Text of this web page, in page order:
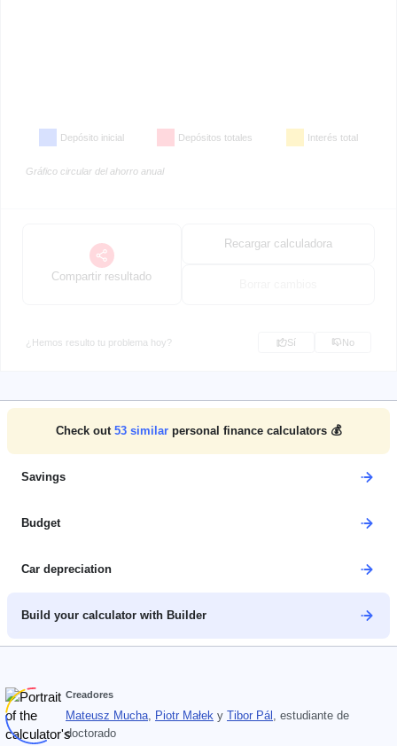
Depósito inicial Depósitos totales Interés total
Gráfico circular del ahorro anual
Compartir resultado
Recargar calculadora
¿Hemos resulto tu problema hoy? Sí No
Check out 53similar personal finance calculators 💰
Savings
Budget
Car depreciation
Build your calculator with Builder
Creadores
Mateusz Mucha, Piotr Małek y Tibor Pál , estudiante de
doctorado